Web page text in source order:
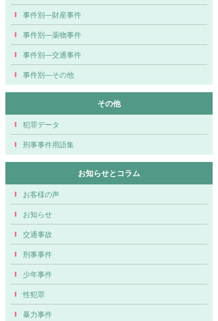
事件別―財産事件
事件別―薬物事件
事件別―交通事件
事件別―その他
その他
犯罪データ
刑事事件用語集
お知らせとコラム
お客様の声
お知らせ
交通事故
刑事事件
少年事件
性犯罪
暴力事件